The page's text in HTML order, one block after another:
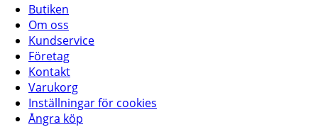
Butiken
Om oss
Kundservice
Företag
Kontakt
Varukorg
Inställningar för cookies
Ångra köp